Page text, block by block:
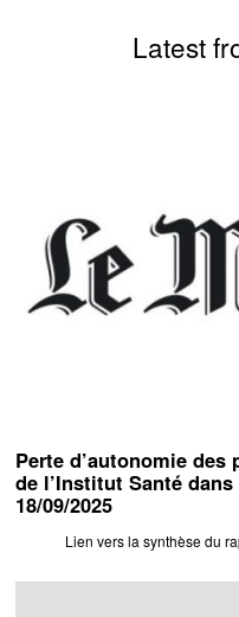
Latest
Perte d’autonomie des
de l’Institut Santé
18/09/2025
Lien vers la synthèse du